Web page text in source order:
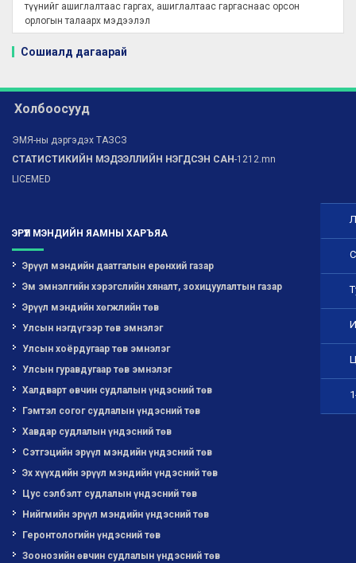
түүнийг ашиглалтаас гаргах, ашиглалтаас гаргаснаас орсон
орлогын талаарх мэдээлэл
Сошиалд дагаарай
Холбоосууд
ЭМЯ-ны дэргэдэх ТАЗСЗ
СТАТИСТИКИЙН МЭДЭЭЛЛИЙН НЭГДСЭН САН-1212.mn
LICEMED
ЭРҮҮЛ МЭНДИЙН ЯАМНЫ ХАРЪЯА
Эрүүл мэндийн даатгалын ерөнхий газар
Эм эмнэлгийн хэрэгслийн хяналт, зохицуулалтын газар
Эрүүл мэндийн хөгжлийн төв
Улсын нэгдүгээр төв эмнэлэг
Улсын хоёрдугаар төв эмнэлэг
Улсын гуравдугаар төв эмнэлэг
Халдварт өвчин судлалын үндэсний төв
Гэмтэл согог судлалын үндэсний төв
Хавдар судлалын үндэсний төв
Сэтгэцийн эрүүл мэндийн үндэсний төв
Эх хүүхдийн эрүүл мэндийн үндэсний төв
Цус сэлбэлт судлалын үндэсний төв
Нийгмийн эрүүл мэндийн үндэсний төв
Геронтологийн үндэсний төв
Зоонозийн өвчин судлалын үндэсний төв